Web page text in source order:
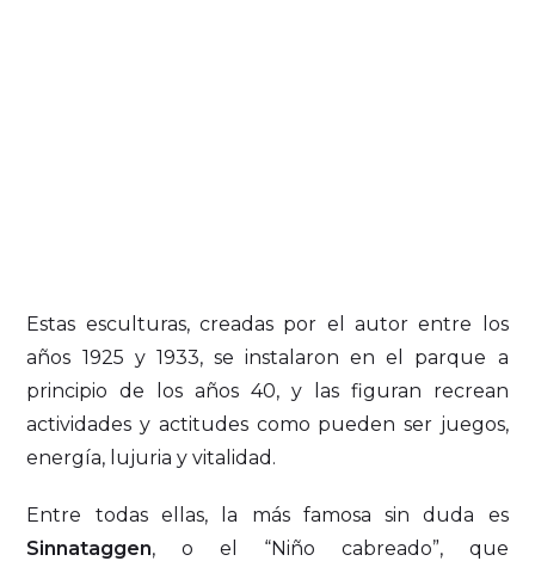
Estas esculturas, creadas por el autor entre los
años 1925 y 1933, se instalaron en el parque a
principio de los años 40, y las figuran recrean
actividades y actitudes como pueden ser juegos,
energía, lujuria y vitalidad.
Entre todas ellas, la más famosa sin duda es
Sinnataggen, o el “Niño cabreado”, que